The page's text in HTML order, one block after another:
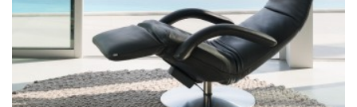
LITERIE
CONVERTIBLE
MATELAS
LITS RELEVABLES